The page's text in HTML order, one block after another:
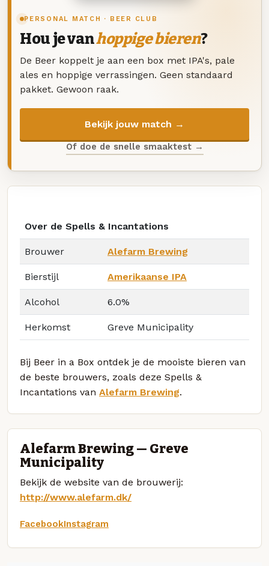
PERSONAL MATCH · BEER CLUB
Hou je vanhoppige bieren?
De Beer koppelt je aan een box met IPA's, pale
ales en hoppige verrassingen. Geen standaard
pakket. Gewoon raak.
Bekijk jouw match →
Of doe de snelle smaaktest →
Over de Spells & Incantations
Brouwer Alefarm Brewing
Bierstijl Amerikaanse IPA
Alcohol 6.0%
Herkomst Greve Municipality
Bij Beer in a Box ontdek je de mooiste bieren van
de beste brouwers, zoals deze Spells &
Incantations van Alefarm Brewing.
Alefarm Brewing — Greve
Municipality
Bekijk de website van de brouwerij:
http://www.alefarm.dk/
FacebookInstagram